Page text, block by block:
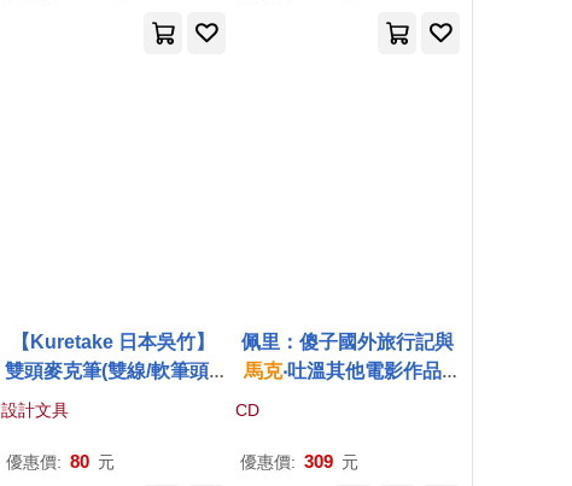
【Kuretake 日本吳竹】
雙頭麥克筆(雙線/軟筆頭)-
設計文具
優惠價: 80 元
佩里：傻子國外旅行記與
馬克‧吐溫其他電影作品 /
佩里(指揮) 羅馬愛樂管弦
團, 維也納交響樂團(PERR
CD
優惠價: 309 元